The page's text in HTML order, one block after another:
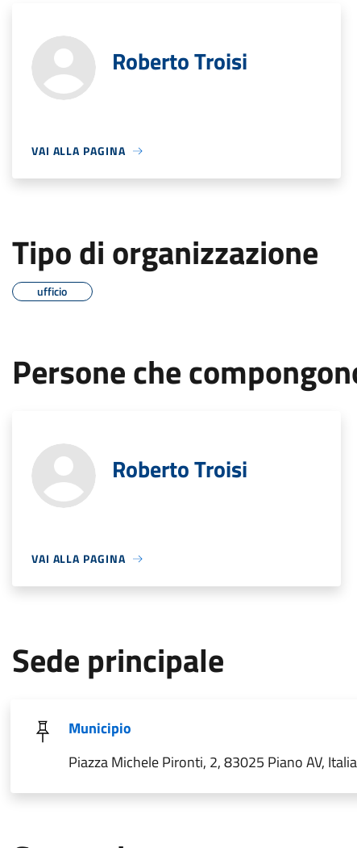
Roberto Troisi
VAI ALLA PAGINA
Tipo di organizzazione
ufficio
Persone che
Roberto Troisi
VAI ALLA PAGINA
Sede principale
Municipio
Piazza Michele Pironti, 2, 83025 Piano AV, Italia